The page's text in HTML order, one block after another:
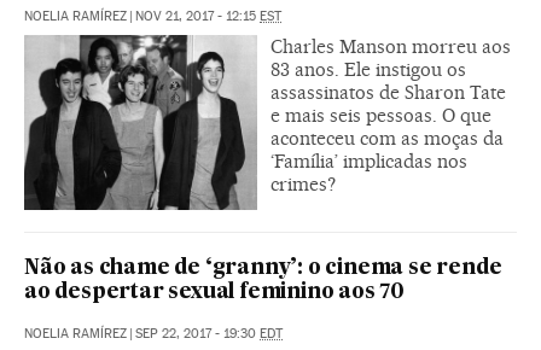
NOELIA RAMÍREZ | NOV 21, 2017 - 12:15 EST
Charles Manson morreu aos
83 anos. Ele instigou os
assassinatos de Sharon Tate
e mais seis pessoas. O que
aconteceu com as moças da
‘Família’ implicadas nos
crimes?
Não as chame de ‘granny’: o cinema se rende
ao despertar sexual feminino aos 70
NOELIA RAMÍREZ | SEP 22, 2017 - 19:30 EDT